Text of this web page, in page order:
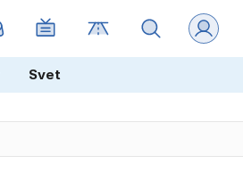
Svet